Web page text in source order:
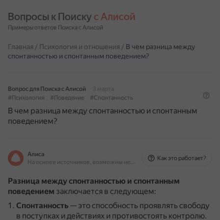
Вопросы к Поиску с Алисой
Примеры ответов Поиска с Алисой
Главная / Психология и отношения / В чем разница между
спонтанностью и спонтанным поведением?
Вопрос для Поиска с Алисой
3 марта
#Психология
#Поведение #Спонтанность
В чем разница между спонтанностью и спонтанным
поведением?
Алиса
На основе источников, возможны неточности
Как это работает?
Разница между спонтанностью и спонтанным
поведением заключается в следующем:
Спонтанность — это способность проявлять свободу
в поступках и действиях и противостоять контролю.